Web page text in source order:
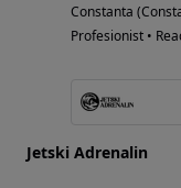
Constanta
Profesionist •
Jetski Adrenalin